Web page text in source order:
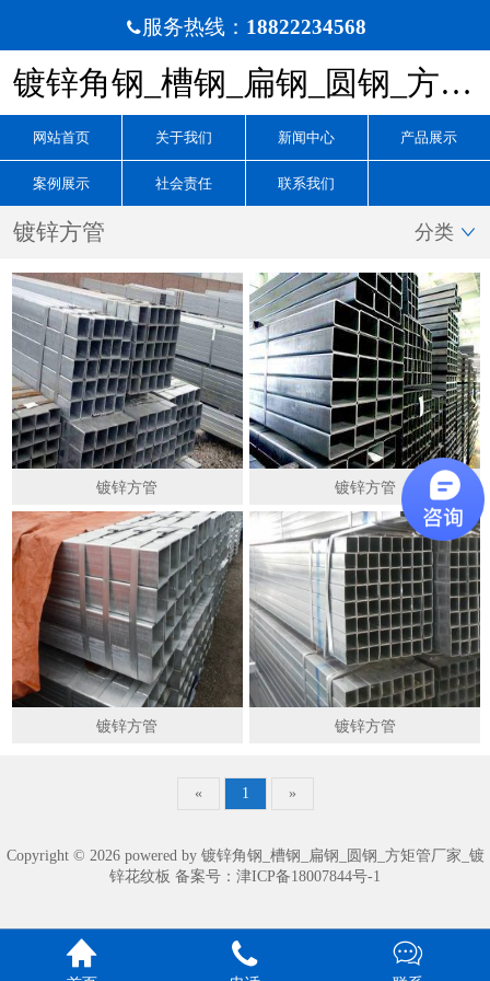
服务热线： 18822234568
镀锌角钢_槽钢_扁钢_圆钢_方矩管厂家_镀锌花纹板
网站首页 关于我们 新闻中心 产品展示
案例展示 社会责任 联系我们
镀锌方管 分类 
镀锌方管 镀锌方管
镀锌方管 镀锌方管
« 1 »
Copyright © 2026 powered by 镀锌角钢_槽钢_扁钢_圆钢_方矩管厂家_镀
锌花纹板 备案号： 津ICP备18007844号-1
  